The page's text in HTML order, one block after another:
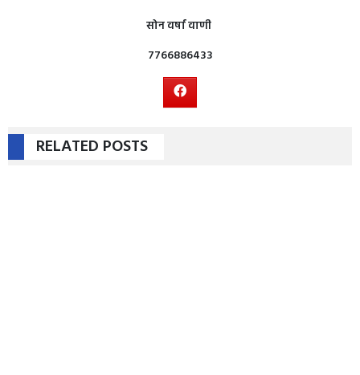
सोन वर्षा वाणी
7766886433
RELATED POSTS